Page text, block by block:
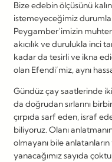
Bize edebin ölçüsünü
istemeyeceğimiz
Peygamber’imizin
akıcılık ve durulukla inci
kadar da tesirli ve ikna
olan Efendi’miz, aynı
Gündüz çay saatlerinde
da doğrudan sırlarını
çırpıda sarf eden, israf
biliyoruz. Olanı
olmayanı bile
yanacağımız sayıda